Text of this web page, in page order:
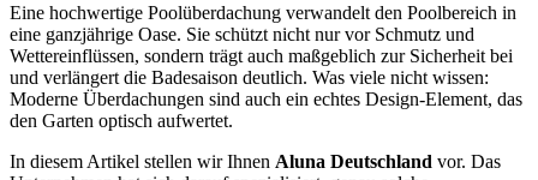
Eine hochwertige Poolüberdachung verwandelt den Poolbereich in
eine ganzjährige Oase. Sie schützt nicht nur vor Schmutz und
Wettereinflüssen, sondern trägt auch maßgeblich zur Sicherheit bei
und verlängert die Badesaison deutlich. Was viele nicht wissen:
Moderne Überdachungen sind auch ein echtes Design-Element, das
den Garten optisch aufwertet.
In diesem Artikel stellen wir Ihnen Aluna Deutschland vor. Das